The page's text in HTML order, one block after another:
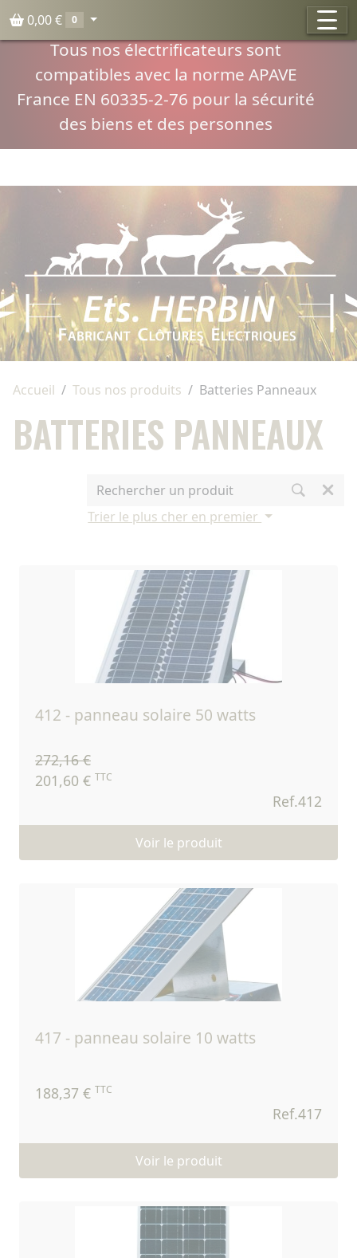
Panneau de gestion des cookies
Compatibilité normes APAVE
Tous nos électrificateurs sont
compatibles avec la norme APAVE
France EN 60335-2-76 pour la sécurité
des biens et des personnes
0,00 € 0
Accueil Tous nos produits Batteries Panneaux
BATTERIES PANNEAUX
Trier le plus cher en premier
412 - panneau solaire 50 watts
272,16 €
201,60 € TTC
Ref.412
Voir le produit
417 - panneau solaire 10 watts
188,37 € TTC
Ref.417
Voir le produit